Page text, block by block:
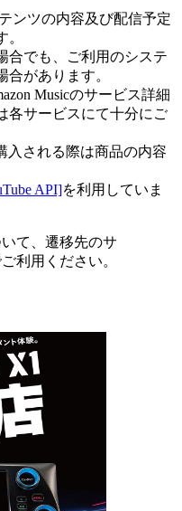
ンツの内容及び配信予定
合でも、ご利用のシステ
合があります。
Musicのサービス詳細
各サービスにて十分にご
入される際は商品の内容
API]を利用していま
て、遷移先のサ
利用ください。